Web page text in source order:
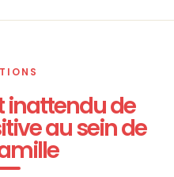
inattendu de
au sein de